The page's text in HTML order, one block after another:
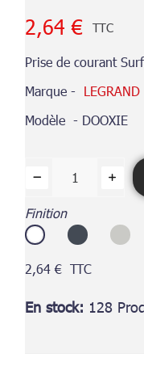
2,64 € TTC
Prise de courant
Marque - LEGRAND
Modèle - DOOXIE
Finition
2,64 € TTC
En stock 128